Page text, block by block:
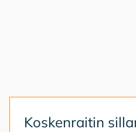
Kos­ken­rai­tin